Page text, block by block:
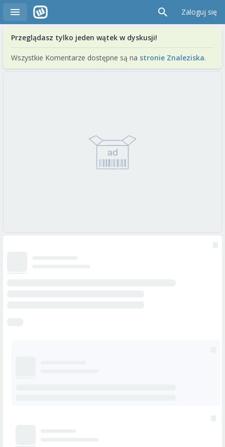
Zaloguj się
Przeglądasz tylko jeden wątek w dyskusji!
Wszystkie Komentarze dostępne są na stronie Znaleziska.